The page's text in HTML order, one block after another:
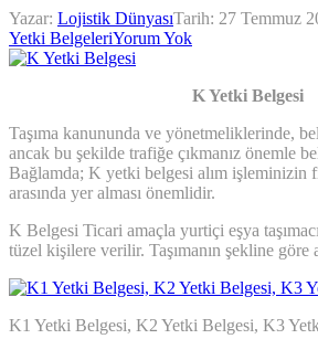
Yazar: Lojistik DünyasıTarih: 27 Temmuz
Yetki BelgeleriYorum Yok
K Yetki Belgesi
Taşıma kanununda ve yönetmeliklerinde,
ancak bu şekilde trafiğe çıkmanız önemle
Bağlamda; K yetki belgesi alım işleminizin
arasında yer alması önemlidir.
K Belgesi Ticari amaçla yurtiçi eşya
tüzel kişilere verilir. Taşımanın şekline göre
K1 Yetki Belgesi, K2 Yetki Belgesi, K3